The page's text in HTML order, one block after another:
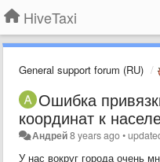
HiveTaxi
General support forum (RU)
Ошибка
координат к
Андрей8 years ago•
У нас вокруг города очень